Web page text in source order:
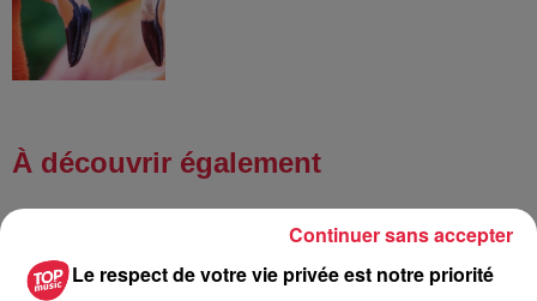
À découvrir également
Le respect de votre vie privée est notre priorité
Continuer sans accepter